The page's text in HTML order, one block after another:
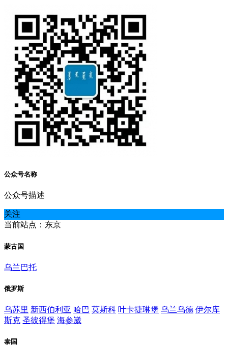
公众号名称
公众号描述
关注
当前站点：东京
蒙古国
乌兰巴托
俄罗斯
乌苏里 新西伯利亚 哈巴 莫斯科 叶卡捷琳堡 乌兰乌德 伊尔库
斯克 圣彼得堡 海参崴
泰国